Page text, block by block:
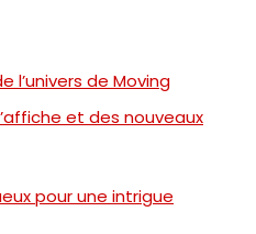
l’univers de Moving
et des nouveaux
pour une intrigue